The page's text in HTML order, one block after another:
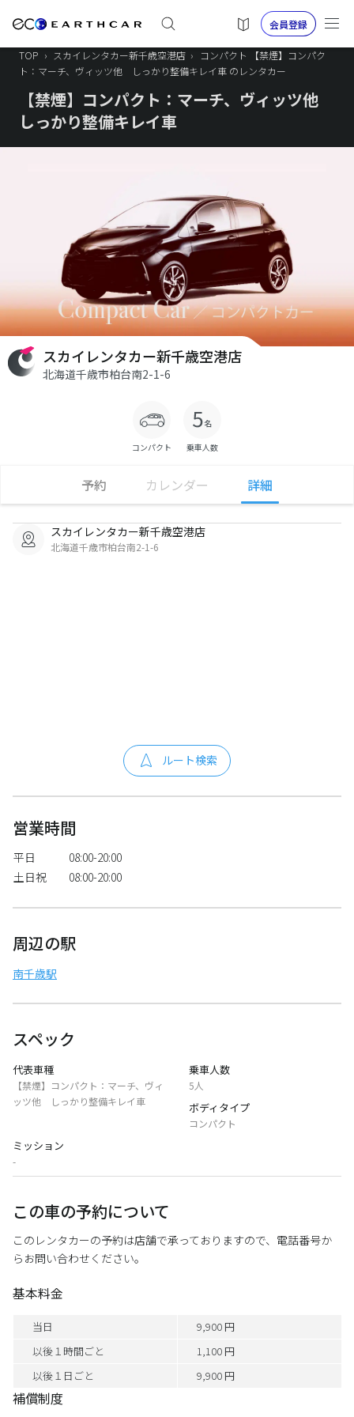
会員登録
TOP › スカイレンタカー新千歳空港店 ›
コンパクト 【禁煙】コンパク
ト：マーチ、ヴィッツ他 しっかり整備キレイ車 のレンタカー
【禁煙】コンパクト：マーチ、ヴィッツ他
しっかり整備キレイ車
スカイレンタカー新千歳空港店
北海道千歳市柏台南2-1-6
コンパクト 乗車人数
予約 カレンダー 詳細
スカイレンタカー新千歳空港店
北海道千歳市柏台南2-1-6
ルート検索
営業時間
平日
08:00-20:00
土日祝
08:00-20:00
周辺の駅
南千歳駅
スペック
代表車種
【禁煙】コンパクト：マーチ、ヴィ
ッツ他 しっかり整備キレイ車
乗車人数
5人
ボディタイプ
コンパクト
ミッション
-
この車の予約について
このレンタカーの予約は店舗で承っておりますので、電話番号か
らお問い合わせください。
基本料金
当日
9,900 円
以後１時間ごと
1,100 円
以後１日ごと
9,900 円
補償制度